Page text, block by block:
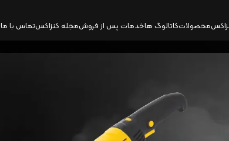
محصولاتکاتالوگ‌ هاخدمات پس از فروشمجله کنزاکستماس با ما